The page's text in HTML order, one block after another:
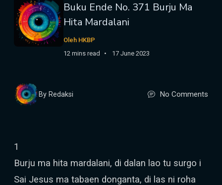
Buku Ende No. 371 Burju Ma
Hita Mardalani
Oleh HKBP
12 mins read
17 June 2023
By Redaksi No Comments
1
Burju ma hita mardalani, di dalan lao tu surgo i
Sai Jesus ma tabaen donganta, di las ni roha